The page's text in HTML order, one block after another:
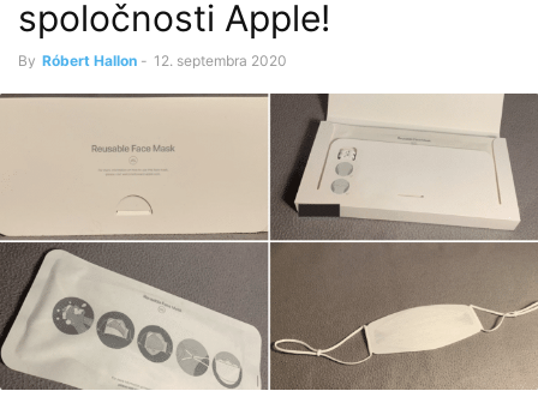
spoločnosti Apple!
By Róbert Hallon - 12. septembra 2020